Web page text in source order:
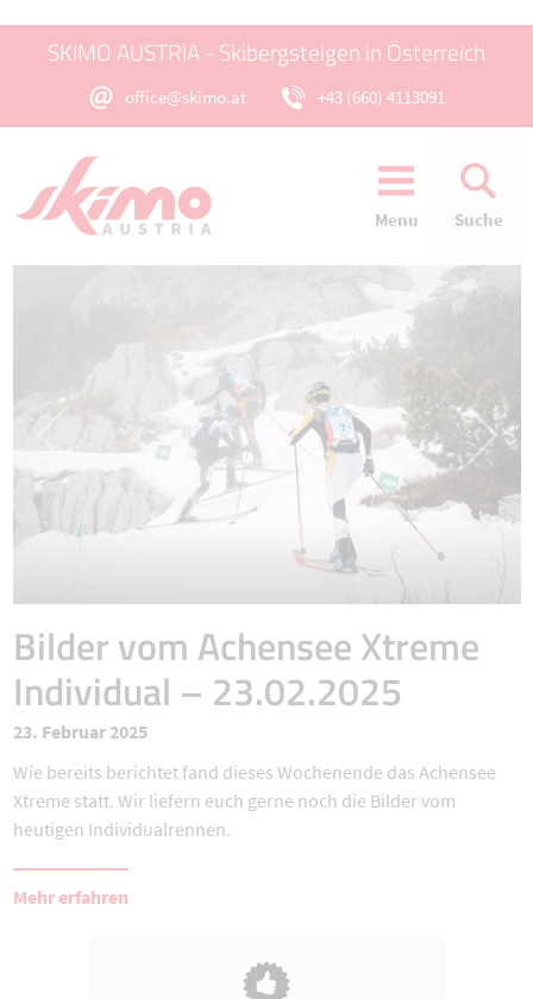
SKIMO AUSTRIA - Skibergsteigen in Österreich
office@skimo.at +43 (660) 4113091
Menu Suche
Bilder vom Achensee Xtreme
Individual – 23.02.2025
23. Februar 2025
Wie bereits berichtet fand dieses Wochenende das Achensee
Xtreme statt. Wir liefern euch gerne noch die Bilder vom
heutigen Individualrennen.
Mehr erfahren